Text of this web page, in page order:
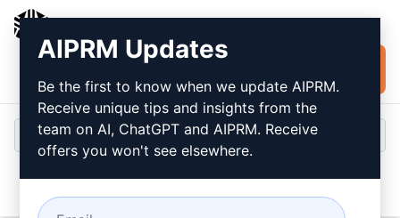
gratuitement
AIPRM Updates
Be the first to know when we update AIPRM.
Receive unique tips and insights from the
team on AI, ChatGPT and AIPRM. Receive
offers you won't see elsewhere.